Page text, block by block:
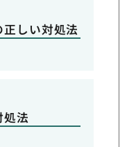
しい対処法
法